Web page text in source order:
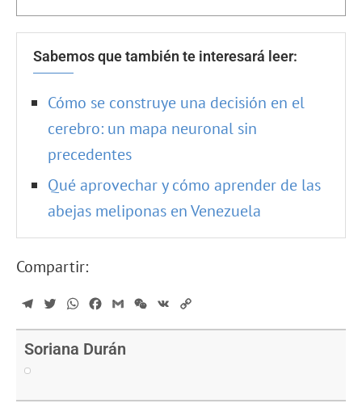
Sabemos que también te interesará leer:
Cómo se construye una decisión en el
cerebro: un mapa neuronal sin
precedentes
Qué aprovechar y cómo aprender de las
abejas meliponas en Venezuela
Compartir:
TelegramTwitterWhatsApp
Facebook
GmailWeChat
VK
Soriana Durán